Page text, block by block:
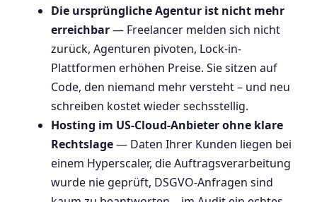
Die ursprüngliche Agentur ist nicht mehr
erreichbar— Freelancer melden sich nicht
zurück, Agenturen pivoten, Lock-in-
Plattformen erhöhen Preise. Sie sitzen auf
Code, den niemand mehr versteht – und neu
schreiben kostet wieder sechsstellig.
Hosting im US-Cloud-Anbieter ohne klare
Rechtslage— Daten Ihrer Kunden liegen bei
einem Hyperscaler, die Auftragsverarbeitung
wurde nie geprüft, DSGVO-Anfragen sind